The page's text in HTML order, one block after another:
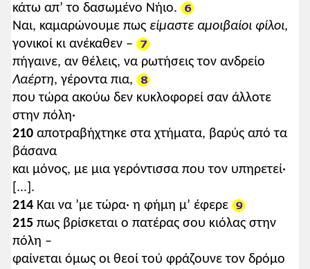
κάτω απ’ το δασωμένο Νήιο.
Ναι, καμαρώνουμε πως είμαστε αμοιβαίοι φίλοι,
γονικοί κι ανέκαθεν –
πήγαινε, αν θέλεις, να ρωτήσεις τον ανδρείο
Λαέρτη, γέροντα πια,
που τώρα ακούω δεν κυκλοφορεί σαν άλλοτε
στην πόλη·
210 αποτραβήχτηκε στα χτήματα, βαρύς από τα
βάσανα
και μόνος, με μια γερόντισσα που τον υπηρετεί·
[...].
214 Και να ’με τώρα· η φήμη μ’ έφερε
215 πως βρίσκεται ο πατέρας σου κιόλας στην
πόλη –
φαίνεται όμως οι θεοί τού φράζουνε τον δρόμο